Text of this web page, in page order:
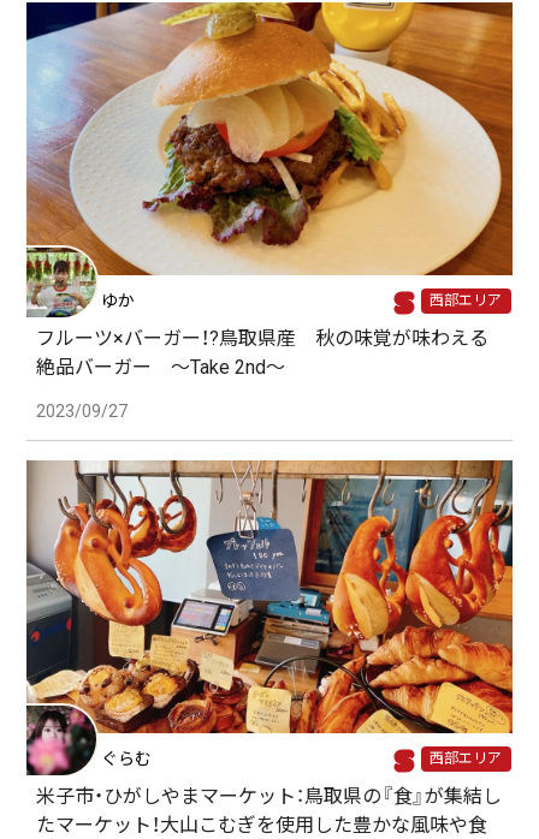
ゆか 西部エリア
フルーツ×バーガー！?鳥取県産 秋の味覚が味わえる
絶品バーガー 〜Take 2nd〜
2023/09/27
ぐらむ 西部エリア
米子市・ひがしやまマーケット：鳥取県の『食』が集結し
たマーケット！大山こむぎを使用した豊かな風味や食